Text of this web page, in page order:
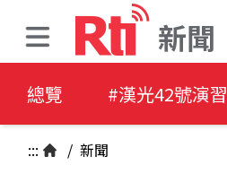
新聞
總覽 #漢光42號演習
::: / 新聞